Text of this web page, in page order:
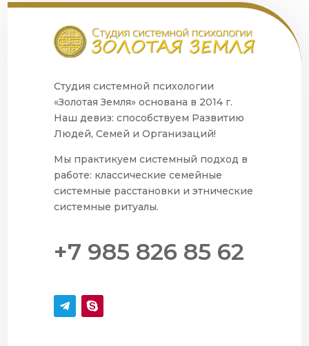
Студия системной психологии
«Золотая Земля» основана в 2014 г.
Наш девиз: способствуем Развитию
Людей, Семей и Организаций!
Мы практикуем системный подход в
работе: классические семейные
системные расстановки и этнические
системные ритуалы.
+7 985 826 85 62